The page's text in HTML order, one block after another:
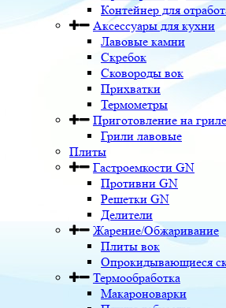
Контейнер для
Аксессуары для кухни
Лавовые камни
Скребок
Сковороды вок
Прихватки
Термометры
Приготовление на гриле
Грили лавовые
Плиты
Гастроемкости GN
Противни GN
Решетки GN
Делители
Жарение/Обжаривание
Плиты вок
Опрокидывающиеся
Термообработка
Макароноварки